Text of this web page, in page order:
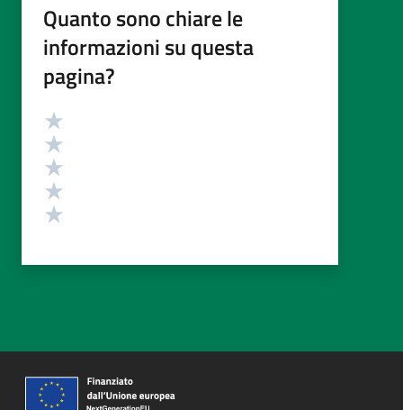
Quanto sono chiare le
informazioni su questa
pagina?
Valutazione